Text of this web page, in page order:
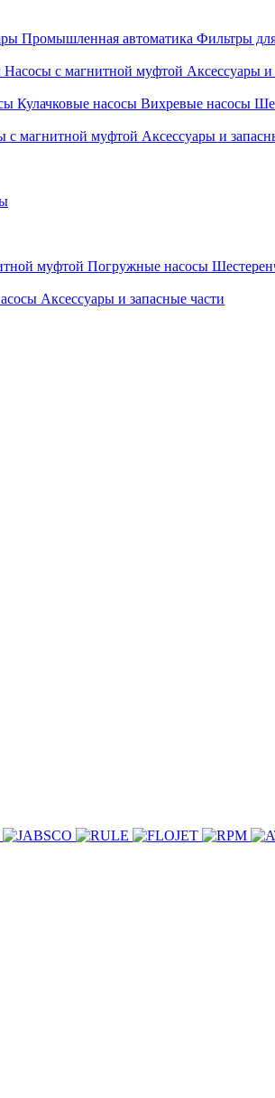
Промышленная автоматика Фильтры
Насосы с магнитной муфтой Аксессуары и
Кулачковые насосы Вихревые насосы
с магнитной муфтой Аксессуары и
муфтой Погружные насосы
Аксессуары и запасные части